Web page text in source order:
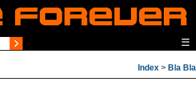
☰
Index > Bla Bla